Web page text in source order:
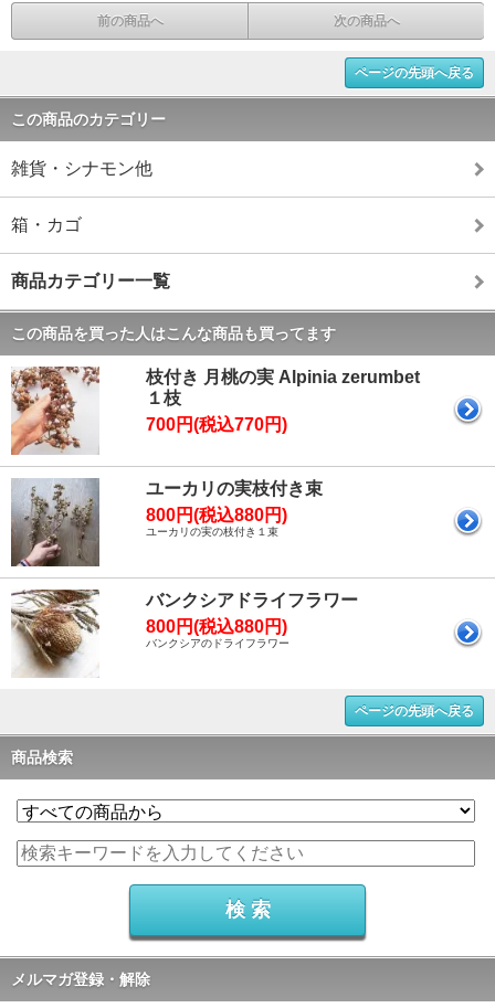
前の商品へ 次の商品へ
ページの先頭へ戻る
この商品のカテゴリー
雑貨・シナモン他
箱・カゴ
商品カテゴリー一覧
この商品を買った人はこんな商品も買ってます
枝付き 月桃の実 Alpinia zerumbet
１枝
700円(税込770円)
ユーカリの実枝付き束
800円(税込880円)
ユーカリの実の枝付き１束
バンクシアドライフラワー
800円(税込880円)
バンクシアのドライフラワー
ページの先頭へ戻る
商品検索
メルマガ登録・解除